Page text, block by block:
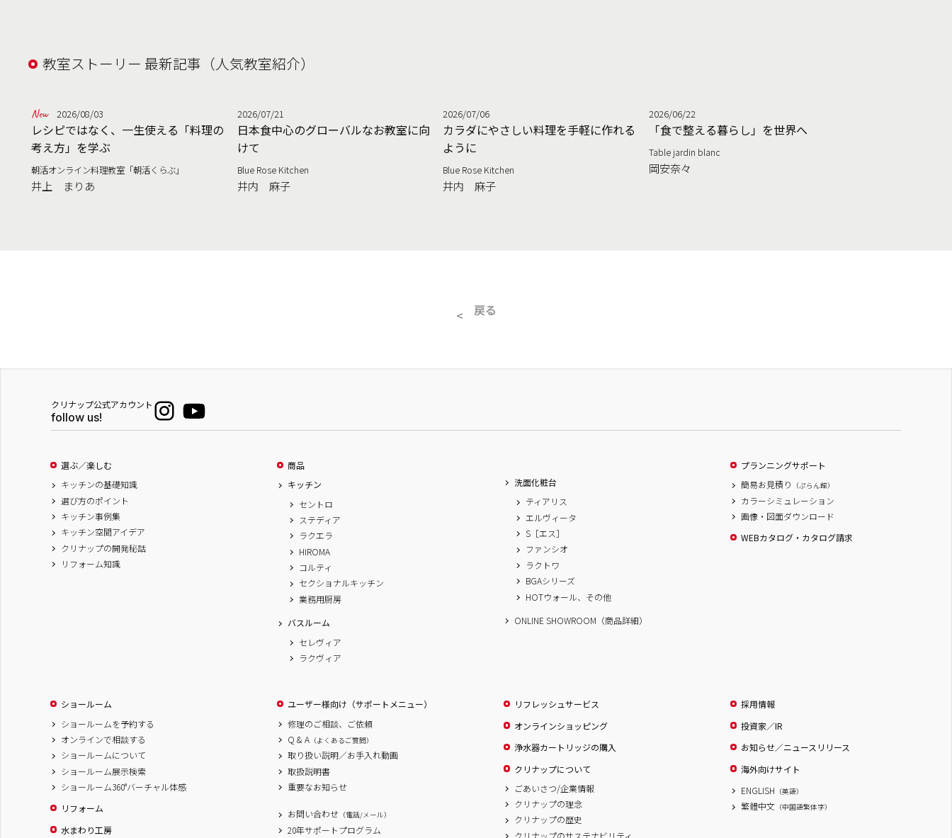
教室ストーリー 最新記事（人気教室紹介）
2026/08/03
レシピではなく、一生使える「料理の
考え方」を学ぶ
朝活オンライン料理教室「朝活くらぶ」
井上 まりあ
2026/07/21
日本食中心のグローバルなお教室に向
けて
Blue Rose Kitchen
井内 麻子
2026/07/06
カラダにやさしい料理を手軽に作れる
ように
Blue Rose Kitchen
井内 麻子
2026/06/22
「食で整える暮らし」を世界へ
Table jardin blanc
岡安奈々
戻る
クリナップ公式アカウント
follow us!
選ぶ／楽しむ
キッチンの基礎知識
選び方のポイント
キッチン事例集
キッチン空間アイデア
クリナップの開発秘話
リフォーム知識
商品
キッチン
セントロ
ステディア
ラクエラ
HIROMA
コルティ
セクショナルキッチン
業務用厨房
バスルーム
セレヴィア
ラクヴィア
洗面化粧台
ティアリス
エルヴィータ
S［エス］
ファンシオ
ラクトワ
BGAシリーズ
HOTウォール、その他
ONLINE SHOWROOM（商品詳細）
プランニングサポート
簡易お見積り
（ぷらん館）
カラーシミュレーション
画像・図面ダウンロード
WEBカタログ・カタログ請求
ショールーム
ショールームを予約する
オンラインで相談する
ショールームについて
ショールーム展示検索
ショールーム360°バーチャル体感
リフォーム
水まわり工房
ユーザー様向け（サポートメニュー）
修理のご相談、ご依頼
Q & A （よくあるご質問）
取り扱い説明／お手入れ動画
取扱説明書
重要なお知らせ
お問い合わせ （電話/メール）
20年サポートプログラム
リフレッシュサービス
オンラインショッピング
浄水器カートリッジの購入
クリナップについて
ごあいさつ/企業情報
クリナップの理念
クリナップの歴史
クリナップのサステナビリティ
採用情報
投資家／IR
お知らせ／ニュースリリース
海外向けサイト
ENGLISH （英語）
繁體中文 （中国語繁体字）